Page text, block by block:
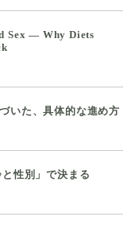
Sex — Why Diets
いた、具体的な進め方
性別」で決まる